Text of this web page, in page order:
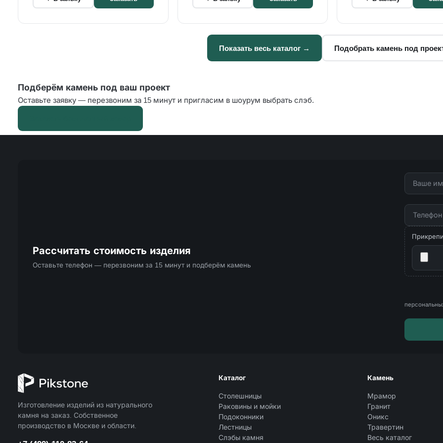
Показать весь каталог → Подобрать камень под
Подберём камень под ваш проект
Оставьте заявку — перезвоним за 15 минут и пригласим в шоурум выбрать слэб.
Рассчитать стоимость изделия
Оставьте телефон — перезвоним за 15 минут и подберём камень
Изготовление изделий из натурального
камня на заказ. Собственное
производство в Москве и области.
Каталог
Столешницы
Раковины и мойки
Подоконники
Лестницы
Слэбы камня
Камень
Мрамор
Гранит
Оникс
Травертин
Весь каталог